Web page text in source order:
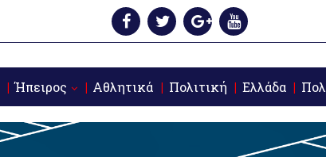
Ήπειρος Αθλητικά Πολιτική Ελλάδα